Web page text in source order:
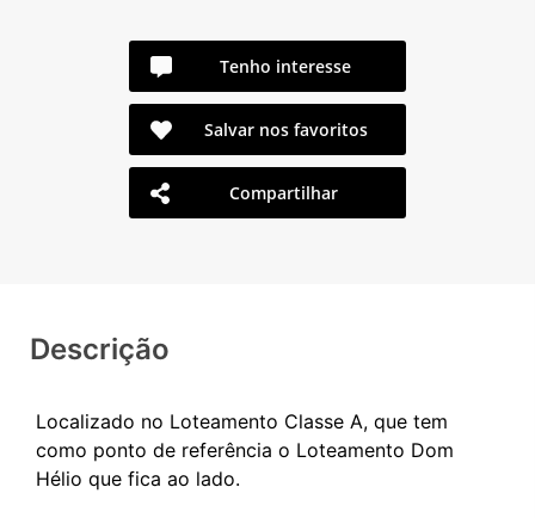
Tenho interesse
Salvar nos favoritos
Compartilhar
Descrição
Localizado no Loteamento Classe A, que tem
como ponto de referência o Loteamento Dom
Hélio que fica ao lado.